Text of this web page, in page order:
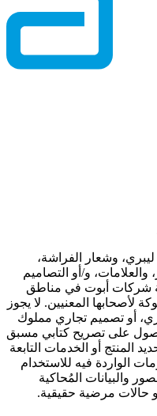
ليبري، وشعار الفراشة،
و/أو التصاميم
شركات أبوت في مناطق
لأصحابها المعنيين. لا يجوز
أو تصميم تجاري مملوك
على تصريح كتابي مسبق
المنتج أو الخدمات التابعة
الواردة فيه للاستخدام
والبيانات المُحاكية
حالات مرضية حقيقية.